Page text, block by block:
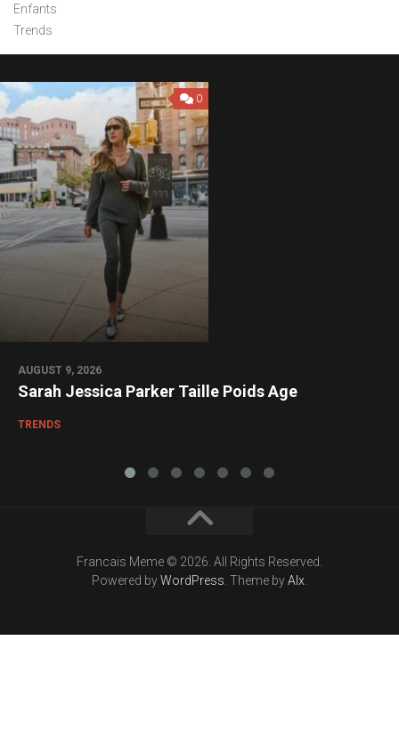
Enfants
Trends
0
AUGUST 9, 2026
Sarah Jessica Parker Taille Poids Age
TRENDS
Francais Meme © 2026. All Rights Reserved.
Powered byWordPress . Theme byAlx